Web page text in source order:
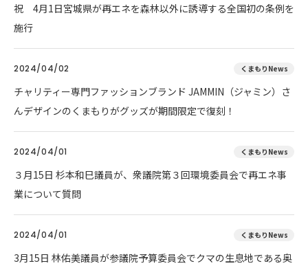
祝 4月1日宮城県が再エネを森林以外に誘導する全国初の条例を
施行
2024/04/02 くまもりNews
チャリティー専門ファッションブランド JAMMIN（ジャミン）さ
んデザインのくまもりがグッズが期間限定で復刻！
2024/04/01 くまもりNews
３月15日 杉本和巳議員が、衆議院第３回環境委員会で再エネ事
業について質問
2024/04/01 くまもりNews
3月15日 林佑美議員が参議院予算委員会でクマの生息地である奥